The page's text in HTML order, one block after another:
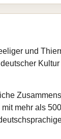
und
mehr als